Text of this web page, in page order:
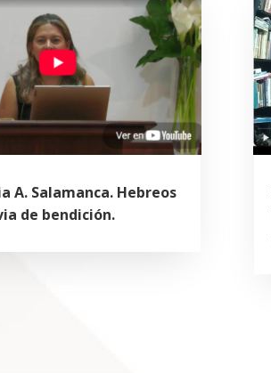
A. Salamanca. Hebreos
de bendición.